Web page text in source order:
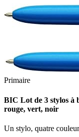
Primaire
BIC Lot de 3 stylos à
rouge, vert, noir
Un stylo, quatre